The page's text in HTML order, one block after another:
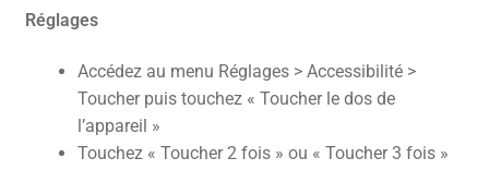
Réglages
Accédez au menu Réglages > Accessibilité >
Toucher puis touchez « Toucher le dos de
l’appareil »
Touchez « Toucher 2 fois » ou « Toucher 3 fois »